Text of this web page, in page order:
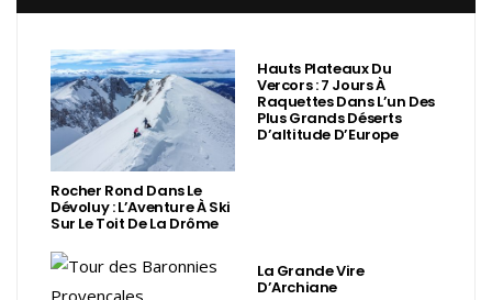
Rocher Rond Dans Le
Dévoluy : L’Aventure À Ski
Sur Le Toit De La Drôme
Hauts Plateaux Du
Vercors : 7 Jours À
Raquettes Dans L’un Des
Plus Grands Déserts
D’altitude D’Europe
La Grande Vire
D’Archiane